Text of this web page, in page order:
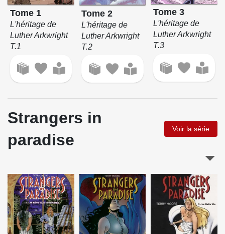
Tome 1
L'héritage de
Luther Arkwright
T.1
Tome 2
L'héritage de
Luther Arkwright
T.2
Tome 3
L'héritage de
Luther Arkwright
T.3
Strangers in
paradise
Voir la série